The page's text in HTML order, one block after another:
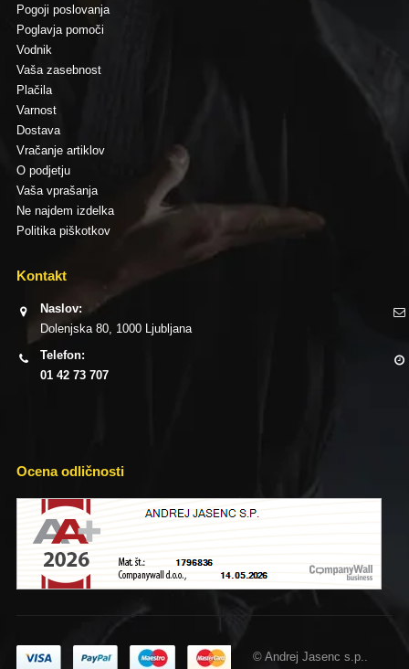
Pogoji poslovanja
Poglavja pomoči
Vodnik
Vaša zasebnost
Plačila
Varnost
Dostava
Vračanje artiklov
O podjetju
Vaša vprašanja
Ne najdem izdelka
Politika piškotkov
Kontakt
Naslov:
Dolenjska 80, 1000 Ljubljana
Telefon:
01 42 73 707
Ocena odličnosti
© Andrej Jasenc s.p..